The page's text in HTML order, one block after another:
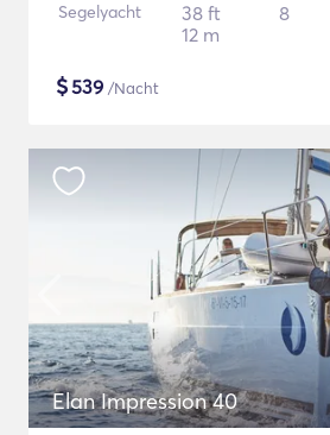
Segelyacht
38 ft
12 m
8
$539 /Nacht
Elan Impression 40